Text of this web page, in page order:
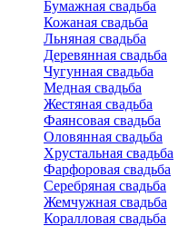
Бумажная свадьба
Кожаная свадьба
Льняная свадьба
Деревянная свадьба
Чугунная свадьба
Медная свадьба
Жестяная свадьба
Фаянсовая свадьба
Оловянная свадьба
Хрустальная свадьба
Фарфоровая свадьба
Серебряная свадьба
Жемчужная свадьба
Коралловая свадьба